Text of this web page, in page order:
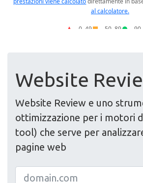
Website
Website Review e uno
ottimizzazione per i motori
tool) che serve per
pagine web